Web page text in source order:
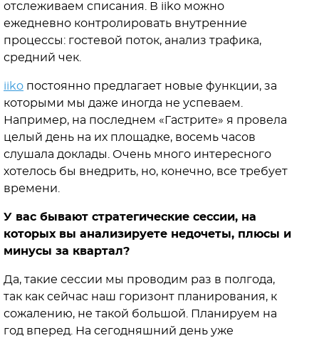
отслеживаем списания. В iiko можно
ежедневно контролировать внутренние
процессы: гостевой поток, анализ трафика,
средний чек.
iiko постоянно предлагает новые функции, за
которыми мы даже иногда не успеваем.
Например, на последнем «Гастрите» я провела
целый день на их площадке, восемь часов
слушала доклады. Очень много интересного
хотелось бы внедрить, но, конечно, все требует
времени.
У вас бывают стратегические сессии, на
которых вы анализируете недочеты, плюсы и
минусы за квартал?
Да, такие сессии мы проводим раз в полгода,
так как сейчас наш горизонт планирования, к
сожалению, не такой большой. Планируем на
год вперед. На сегодняшний день уже